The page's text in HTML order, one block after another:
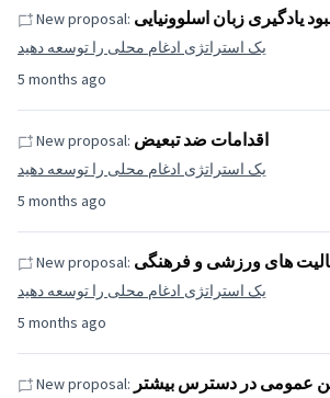
5 months ago
New proposal: یادگیری زبان اسلوونیایی
یک استراتژی ادغام محلی را توسعه دهید
5 months ago
New proposal: اقدامات ضد تبعیض
یک استراتژی ادغام محلی را توسعه دهید
5 months ago
New proposal: های ورزشی و فرهنگی
یک استراتژی ادغام محلی را توسعه دهید
New proposal: عمومی در دسترس بیشتر